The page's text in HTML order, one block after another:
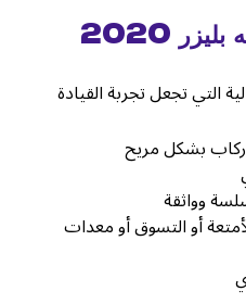
2020
التالية التي تجعل تجربة القيادة
بشكل مريح
وواثقة
أو التسوق أو معدات